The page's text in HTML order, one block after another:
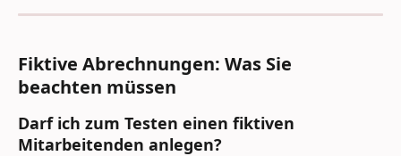
Fiktive Abrechnungen: Was Sie
beachten müssen
Darf ich zum Testen einen fiktiven
Mitarbeitenden anlegen?